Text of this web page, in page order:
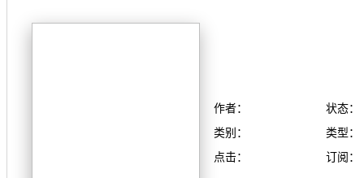
作者：
状态：
类别：
类型：
点击：
订阅：